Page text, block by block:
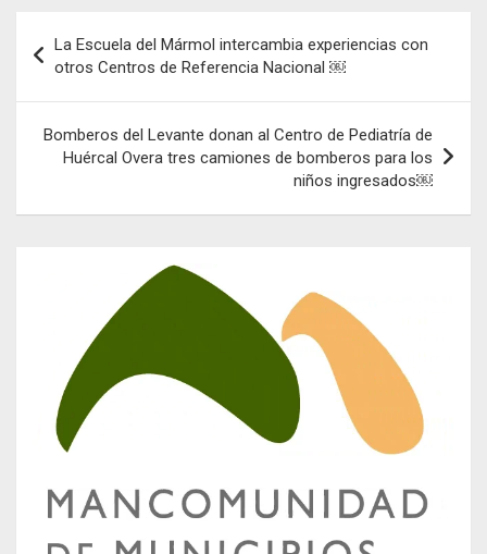
de
entradas
La Escuela del Mármol intercambia experiencias con
otros Centros de Referencia Nacional ￼
Bomberos del Levante donan al Centro de Pediatría de
Huércal Overa tres camiones de bomberos para los
niños ingresados￼